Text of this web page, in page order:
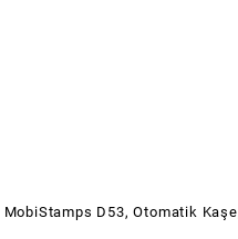
MobiStamps D53,Otomatik Kaşe